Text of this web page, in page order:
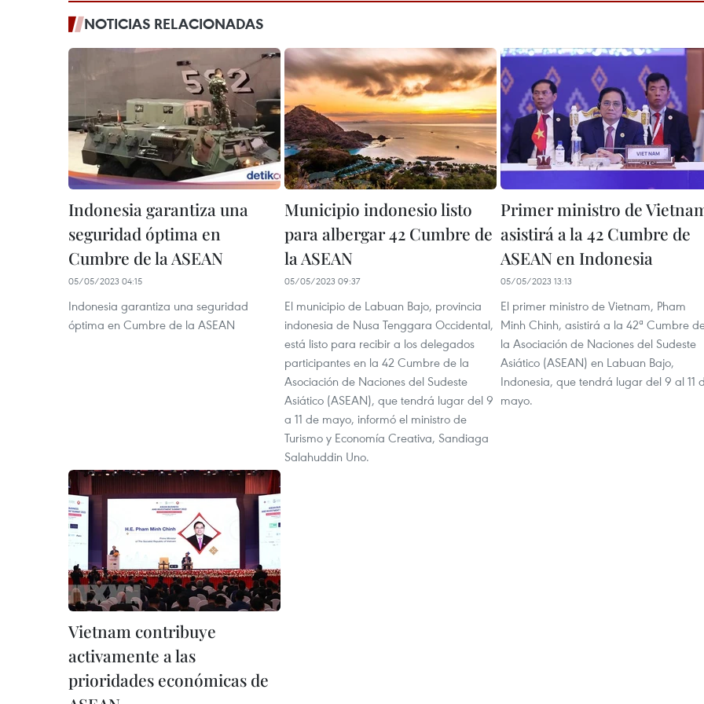
NOTICIAS RELACIONADAS
Indonesia garantiza una
seguridad óptima en
Cumbre de la ASEAN
05/05/2023 04:15
Indonesia garantiza una seguridad
óptima en Cumbre de la ASEAN
Municipio indonesio listo
para albergar 42 Cumbre de
la ASEAN
05/05/2023 09:37
El municipio de Labuan Bajo, provincia
indonesia de Nusa Tenggara Occidental,
está listo para recibir a los delegados
participantes en la 42 Cumbre de la
Asociación de Naciones del Sudeste
Asiático (ASEAN), que tendrá lugar del 9
a 11 de mayo, informó el ministro de
Turismo y Economía Creativa, Sandiaga
Salahuddin Uno.
Primer ministro de
asistirá a la 42 Cumbre de
ASEAN en Indonesia
05/05/2023 13:13
El primer ministro de Vietnam, Pham
Minh Chinh, asistirá a la 42ª Cumbre
la Asociación de Naciones del Sudeste
Asiático (ASEAN) en Labuan Bajo,
Indonesia, que tendrá lugar del 9 al 11
mayo.
Vietnam contribuye
activamente a las
prioridades económicas de